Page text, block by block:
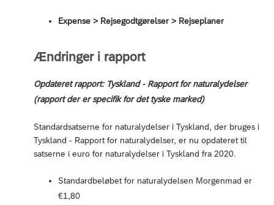
Expense > Rejsegodtgørelser > Rejseplaner
Ændringer i rapport
Opdateret rapport: Tyskland - Rapport for naturalydelser
(rapport der er specifik for det tyske marked)
Standardsatserne for naturalydelser i Tyskland, der bruges i
Tyskland - Rapport for naturalydelser, er nu opdateret til
satserne i euro for naturalydelser i Tyskland fra 2020.
Standardbeløbet for naturalydelsen Morgenmad er
€1,80